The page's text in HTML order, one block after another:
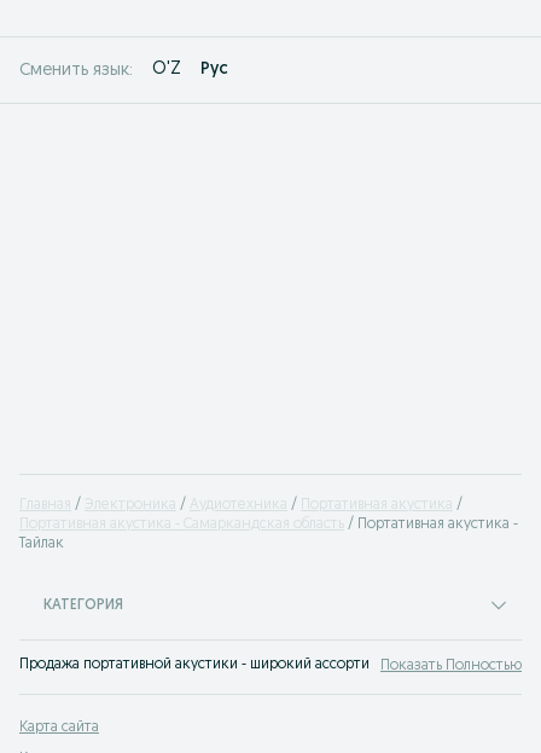
Сменить язык: O'Z Рус
Главная Электроника Аудиотехника
Портативная акустика
Портативная акустика - Самаркандская область
Портативная акустика -
Тайлак
КАТЕГОРИЯ
Продажа портативной акустики - широкий ассортимент и выгодные цены
Показать Полностью
Карта сайта